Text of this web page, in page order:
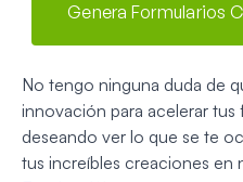
Genera Formularios
No tengo ninguna duda de
innovación para acelerar
deseando ver lo que se te
tus increíbles creaciones en